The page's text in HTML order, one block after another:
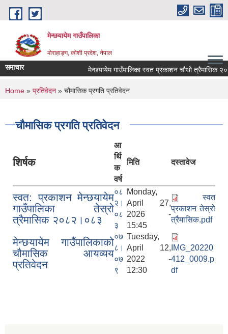
Skip to main content
मेन्छयायेम गाउँपालिका
मोराहाङ्ग, कोशी प्रदेश, नेपाल
समाचार मेन्छयायेम गाउँपालिका स्वत प्रकाशन चौथो त्रैमासिक
You are here
Home » प्रतिवेदन » चौमासिक प्रगति प्रतिवेदन
चौमासिक प्रगति प्रतिवेदन
शिर्षक
आ
र्थि
क
वर्ष
मिति दस्तावेज
स्वत: प्रकाशन मेन्छयायेम
गाउँपालिका तेस्रो
त्रैमासिक २०८२।०८३
०८
२।
०८
३
Monday,
April 27,
2026 -
15:45
स्वत
प्रकाशन तेस्रो
त्रैमासिक.pdf
मेन्छयायेम गाउँपालिकाको
चौमासिक आयव्यय
प्रतिवेदन
०७
८।
०७
९
Tuesday,
April 12,
2022 -
12:30
IMG_20220
412_0009.p
df